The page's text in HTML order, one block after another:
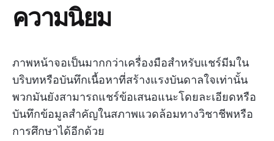
ความนิยม
ภาพหน้าจอเป็นมากกว่าเครื่องมือสำหรับแชร์มีมใน
บริบทหรือบันทึกเนื้อหาที่สร้างแรงบันดาลใจเท่านั้น
พวกมันยังสามารถแชร์ข้อเสนอแนะโดยละเอียดหรือ
บันทึกข้อมูลสำคัญในสภาพแวดล้อมทางวิชาชีพหรือ
การศึกษาได้อีกด้วย